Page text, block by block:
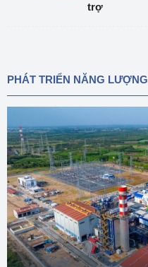
trợ
PHÁT TRIỂN NĂNG LƯỢNG